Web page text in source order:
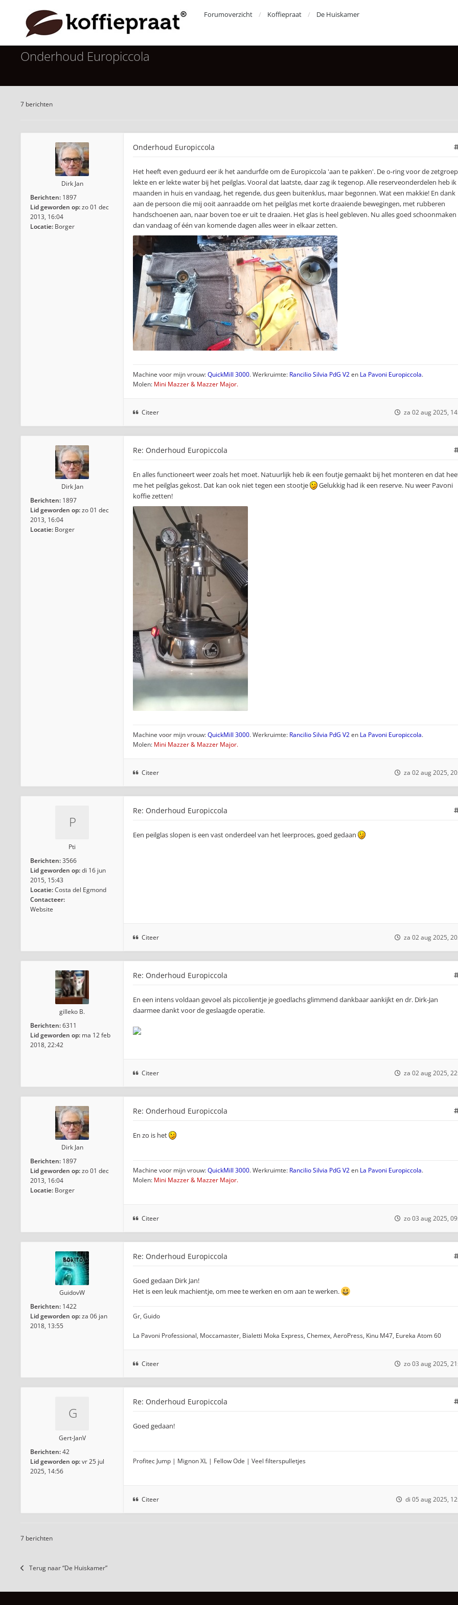
Forumoverzicht Koffiepraat De Huiskamer
Onderhoud Europiccola
7 berichten
Dirk Jan
Berichten: 1897
Lid geworden op:zo 01 dec
2013, 16:04
Locatie: Borger
Onderhoud Europiccola
Het heeft even geduurd eer ik het aandurfde om de Europiccola 'aan te pakken'. De o-ring voor de zetgroep
lekte en er lekte water bij het peilglas. Vooral dat laatste, daar zag ik tegenop. Alle reserveonderdelen heb ik
maanden in huis en vandaag, het regende, dus geen buitenklus, maar begonnen. Wat een makkie! En dank
aan de persoon die mij ooit aanraadde om het peilglas met korte draaiende bewegingen, met rubberen
handschoenen aan, naar boven toe er uit te draaien. Het glas is heel gebleven. Nu alles goed schoonmaken
dan vandaag of één van komende dagen alles weer in elkaar zetten.
Machine voor mijn vrouw:QuickMill 3000. Werkruimte: Rancilio Silvia PdG V2en La Pavoni Europiccola.
Molen: Mini Mazzer & Mazzer Major.
Citeer za 02 aug 2025,
Dirk Jan
Berichten: 1897
Lid geworden op:zo 01 dec
2013, 16:04
Locatie: Borger
Re: Onderhoud Europiccola
En alles functioneert weer zoals het moet. Natuurlijk heb ik een foutje gemaakt bij het monteren en dat
me het peilglas gekost. Dat kan ook niet tegen een stootje
Gelukkig had ik een reserve. Nu weer Pavoni
koffie zetten!
Machine voor mijn vrouw:QuickMill 3000. Werkruimte: Rancilio Silvia PdG V2en La Pavoni Europiccola.
Molen: Mini Mazzer & Mazzer Major.
Citeer za 02 aug 2025,
Pti
Berichten:3566
Lid geworden op:di 16 jun
2015, 15:43
Locatie:Costa del Egmond
Contacteer:
Website
Re: Onderhoud Europiccola
Een peilglas slopen is een vast onderdeel van het leerproces, goed gedaan
Citeer za 02 aug 2025,
gilleko B.
Berichten:6311
Lid geworden op: ma 12 feb
2018, 22:42
Re: Onderhoud Europiccola
En een intens voldaan gevoel als piccolientje je goedlachs glimmend dankbaar aankijkt en dr. Dirk-Jan
daarmee dankt voor de geslaagde operatie.
Citeer za 02 aug 2025,
Dirk Jan
Berichten: 1897
Lid geworden op:zo 01 dec
2013, 16:04
Locatie: Borger
Re: Onderhoud Europiccola
En zo is het
Machine voor mijn vrouw:QuickMill 3000. Werkruimte: Rancilio Silvia PdG V2en La Pavoni Europiccola.
Molen: Mini Mazzer & Mazzer Major.
Citeer zo 03 aug 2025,
GuidovW
Berichten: 1422
Lid geworden op:za 06 jan
2018, 13:55
Re: Onderhoud Europiccola
Goed gedaan Dirk Jan!
Het is een leuk machientje, om mee te werken en om aan te werken.
Gr, Guido
La Pavoni Professional, Moccamaster, Bialetti Moka Express, Chemex, AeroPress, Kinu M47, Eureka Atom 60
Citeer zo 03 aug 2025,
Gert-JanV
Berichten:42
Lid geworden op:vr 25 jul
2025, 14:56
Re: Onderhoud Europiccola
Goed gedaan!
Profitec Jump | Mignon XL | Fellow Ode | Veel filterspulletjes
Citeer di 05 aug 2025,
7 berichten
Terug naar “De Huiskamer”